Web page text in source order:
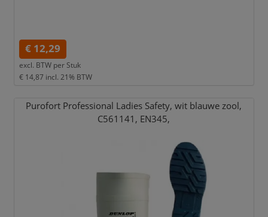
€ 12,29
excl. BTW per Stuk
€ 14,87 incl. 21% BTW
Purofort Professional Ladies Safety, wit blauwe zool,
C561141, EN345,